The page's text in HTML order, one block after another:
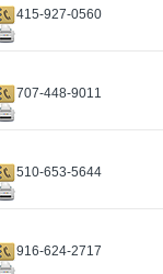
415-927-0560
707-448-9011
510-653-5644
916-624-2717